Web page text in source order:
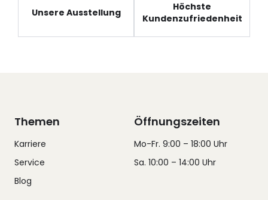
Unsere Ausstellung
Höchste
Kundenzufriedenheit
Themen
Karriere
Service
Blog
Öffnungszeiten
Mo-Fr. 9:00 – 18:00 Uhr
Sa. 10:00 – 14:00 Uhr